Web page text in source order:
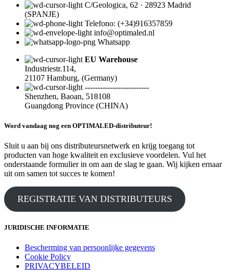
C/Geologica, 62 · 28923 Madrid
(SPANJE)
Telefono: (+34)916357859
info@optimaled.nl
Whatsapp
EU Warehouse
Industriestr.114,
21107 Hamburg, (Germany)
-------------------------
Shenzhen, Baoan, 518108
Guangdong Province (CHINA)
Word vandaag nog een OPTIMALED-distributeur!
Sluit u aan bij ons distributeursnetwerk en krijg toegang tot
producten van hoge kwaliteit en exclusieve voordelen. Vul het
onderstaande formulier in om aan de slag te gaan. Wij kijken ernaar
uit om samen tot succes te komen!
REGISTRATIE VAN DISTRIBUTEURS
JURIDISCHE INFORMATIE
Bescherming van persoonlijke gegevens
Cookie Policy
PRIVACYBELEID